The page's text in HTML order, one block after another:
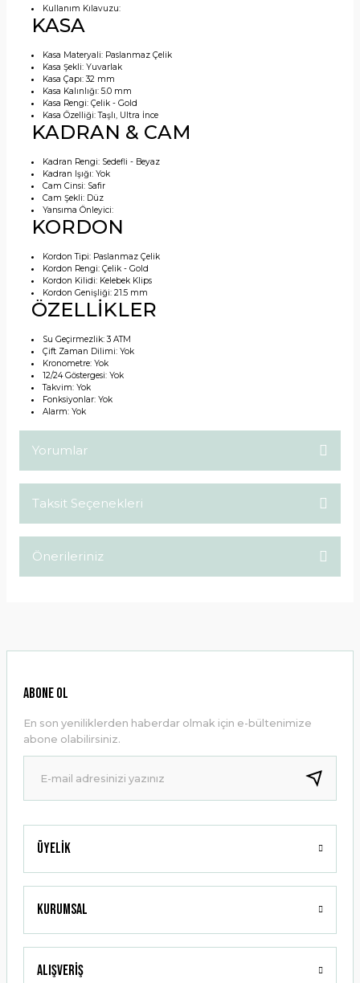
Kullanım Kılavuzu:
KASA
Kasa Materyali: Paslanmaz Çelik
Kasa Şekli:Yuvarlak
Kasa Çapı:32 mm
Kasa Kalınlığı:5.0 mm
Kasa Rengi:Çelik - Gold
Kasa Özelliği:Taşlı, Ultra İnce
KADRAN & CAM
Kadran Rengi: Sedefli - Beyaz
Kadran Işığı:Yok
Cam Cinsi: Safir
Cam Şekli: Düz
Yansıma Önleyici:
KORDON
Kordon Tipi: Paslanmaz Çelik
Kordon Rengi:Çelik - Gold
Kordon Kilidi: Kelebek Klips
Kordon Genişliği:21.5 mm
ÖZELLİKLER
Su Geçirmezlik:3 ATM
Çift Zaman Dilimi:Yok
Kronometre:Yok
12/24 Göstergesi:Yok
Takvim:Yok
Fonksiyonlar:Yok
Alarm:Yok
Yorumlar
Taksit Seçenekleri
Önerileriniz
Ürün resmi kalitesiz, bozuk veya görüntülenemiyor.
Ürün bilgilerinde hatalar bulunuyor.
Ürün fiyatı diğer sitelerden daha pahalı.
Bu ürüne benzer farklı alternatifler olmalı.
Gönder
Üyelik
Kurumsal
Alışveriş
ABONE OL
En son yeniliklerden haberdar olmak için e-bültenimize
abone olabilirsiniz.